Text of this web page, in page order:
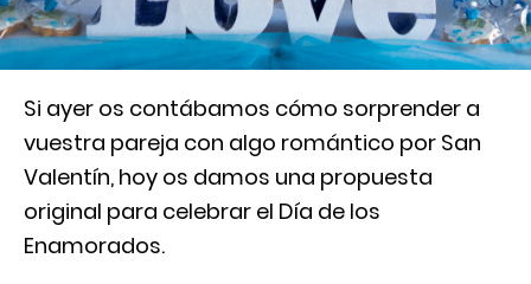
Si ayer os contábamos cómo sorprender a
vuestra pareja con algo romántico por San
Valentín, hoy os damos una propuesta
original para celebrar el Día de los
Enamorados.